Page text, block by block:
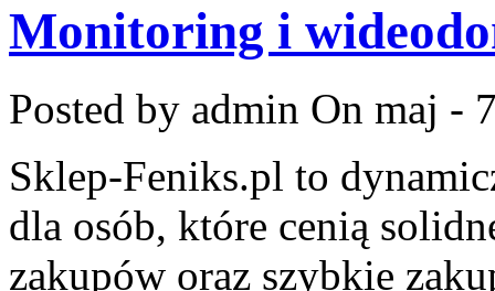
Monitoring i
Posted by admin On maj -
Sklep-Feniks.pl to
dla osób, które cenią
zakupów oraz szybkie